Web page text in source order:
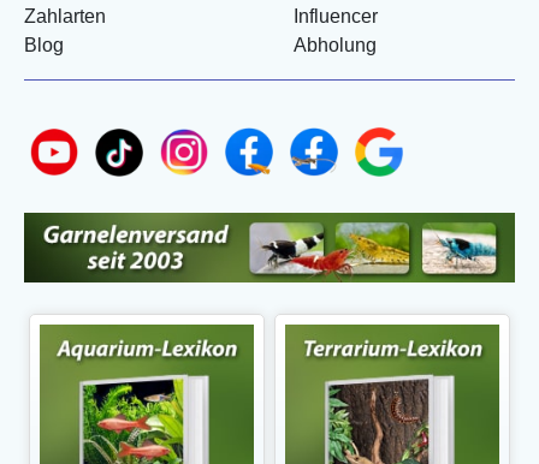
Zahlarten
Blog
Influencer
Abholung